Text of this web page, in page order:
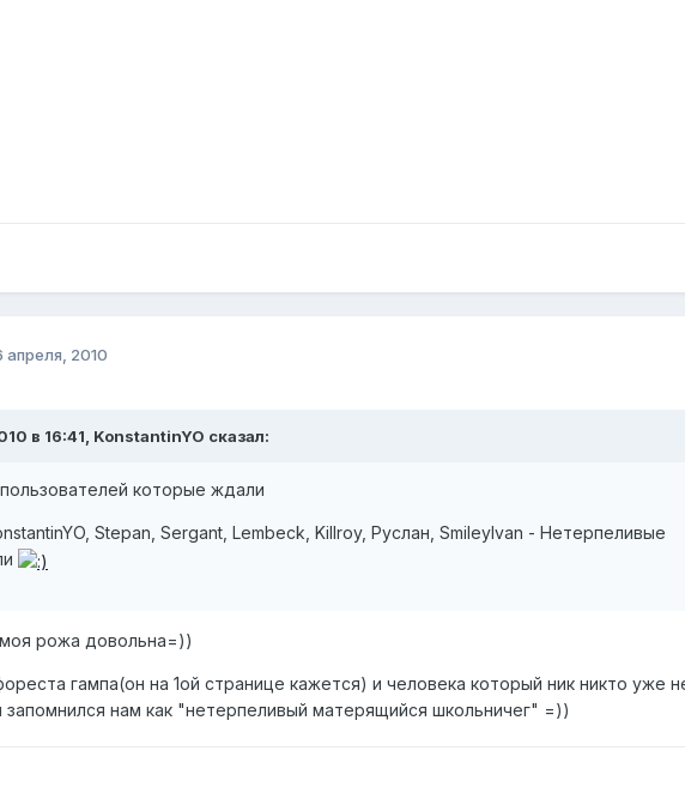
апреля, 2010
в 16:41, KonstantinYO сказал:
которые ждали
Stepan, Sergant, Lembeck, Killroy, Руслан, SmileyIvan - Нетерпеливые
рожа довольна=))
гампа(он на 1ой странице кажется) и человека который ник никто уже
запомнился нам как "нетерпеливый матерящийся школьничег" =))